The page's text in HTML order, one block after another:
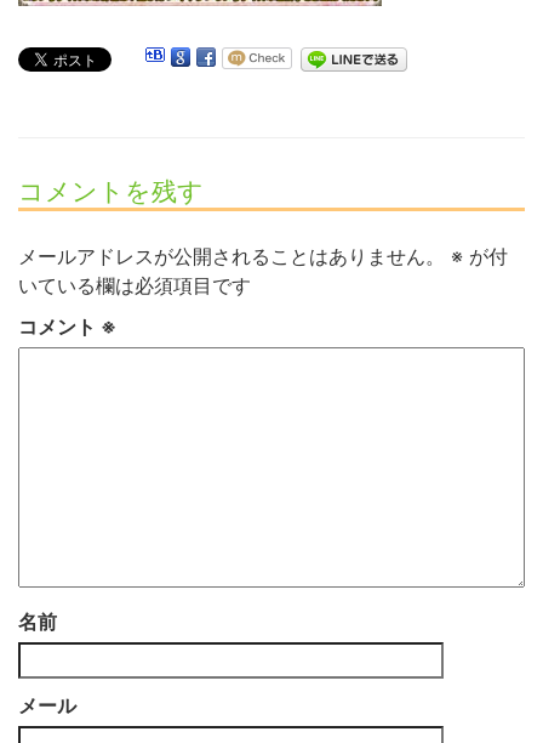
コメントを残す
メールアドレスが公開されることはありません。 ※ が付
いている欄は必須項目です
コメント ※
名前
メール